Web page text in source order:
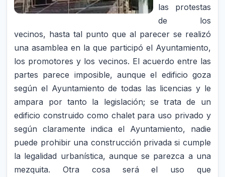
las protestas
de los
vecinos, hasta tal punto que al parecer se realizó
una asamblea en la que participó el Ayuntamiento,
los promotores y los vecinos. El acuerdo entre las
partes parece imposible, aunque el edificio goza
según el Ayuntamiento de todas las licencias y le
ampara por tanto la legislación; se trata de un
edificio construido como chalet para uso privado y
según claramente indica el Ayuntamiento, nadie
puede prohibir una construcción privada si cumple
la legalidad urbanística, aunque se parezca a una
mezquita. Otra cosa será el uso que